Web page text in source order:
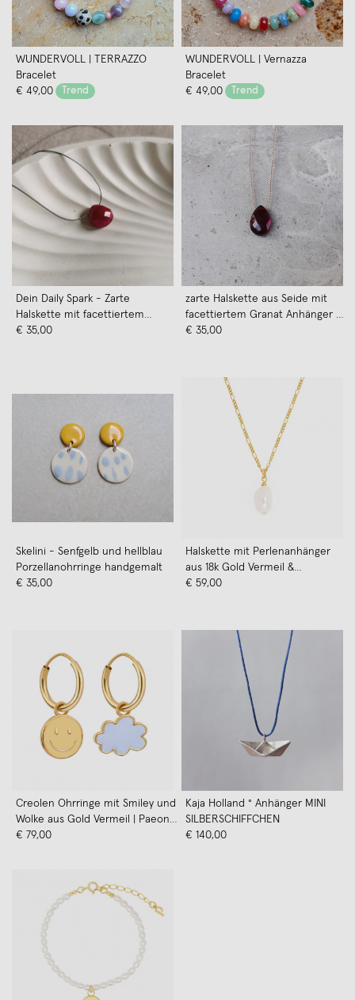
WUNDERVOLL | TERRAZZO
Bracelet
€ 49,00
Trend
WUNDERVOLL | Vernazza
Bracelet
€ 49,00
Trend
Dein Daily Spark - Zarte
Halskette mit facettiertem
Rubin-Anhänger und Verschluss
€ 35,00
zarte Halskette aus Seide mit
facettiertem Granat Anhänger -
KIZZU Schmuck
€ 35,00
Skelini - Senfgelb und hellblau
Porzellanohrringe handgemalt
€ 35,00
Halskette mit Perlenanhänger
aus 18k Gold Vermeil &
Süßwasserperle | Paeoni Colors
€ 59,00
Creolen Ohrringe mit Smiley und
Wolke aus Gold Vermeil | Paeoni
Colors
€ 79,00
Kaja Holland ° Anhänger MINI
SILBERSCHIFFCHEN
€ 140,00